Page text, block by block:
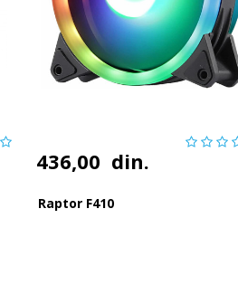
436,00 din.
Raptor F410